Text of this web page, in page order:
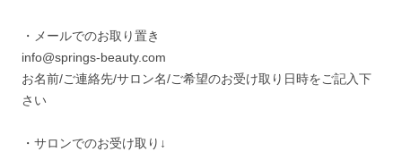
・メールでのお取り置き
info@springs-beauty.com
お名前/ご連絡先/サロン名/ご希望のお受け取り日時をご記入下
さい
・サロンでのお受け取り↓